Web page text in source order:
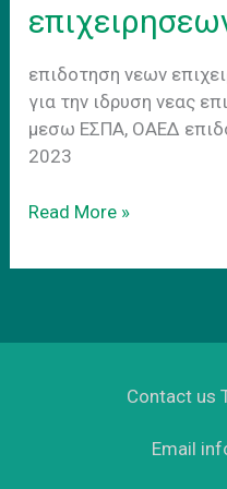
επιδοτηση νεων
για την ιδρυση νεας
μεσω ΕΣΠΑ, ΟΑΕΔ
2023
Επιδοτητση
επιχειρησεων
Read More »
Contact us
Email